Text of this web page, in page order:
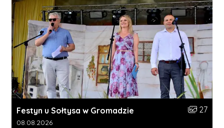
Festyn u Sołtysa w Gromadzie Liczba
27
Data dodania galerii:
08.08.2026